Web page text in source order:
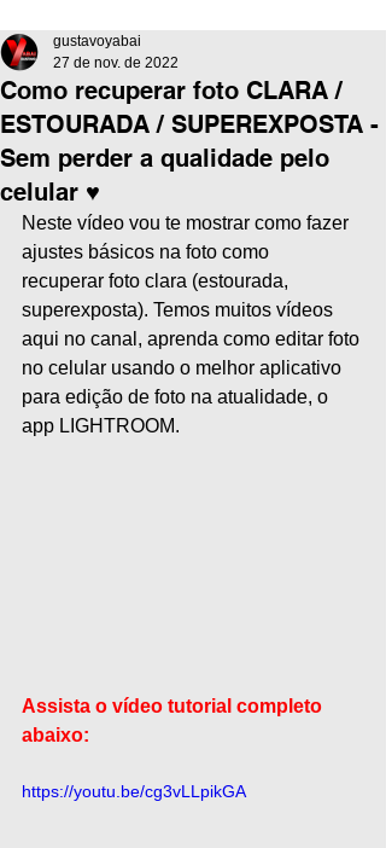
Como recuperar foto CLARA /
ESTOURADA / SUPEREXPOSTA -
Sem perder a qualidade pelo
celular ♥
gustavoyabai
27 de nov. de 2022
Neste vídeo vou te mostrar como fazer
ajustes básicos na foto como
recuperar foto clara (estourada,
superexposta). Temos muitos vídeos
aqui no canal, aprenda como editar foto
no celular usando o melhor aplicativo
para edição de foto na atualidade, o
app LIGHTROOM.
Assista o vídeo tutorial completo
abaixo:
https://youtu.be/cg3vLLpikGA